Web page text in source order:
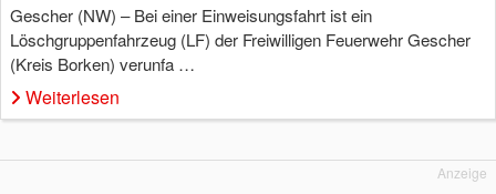
Gescher (NW) – Bei einer Einweisungsfahrt ist ein
Löschgruppenfahrzeug (LF) der Freiwilligen Feuerwehr Gescher
(Kreis Borken) verunfa …
Weiterlesen
Anzeige